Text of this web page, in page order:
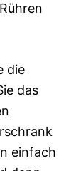
die
das
einfach